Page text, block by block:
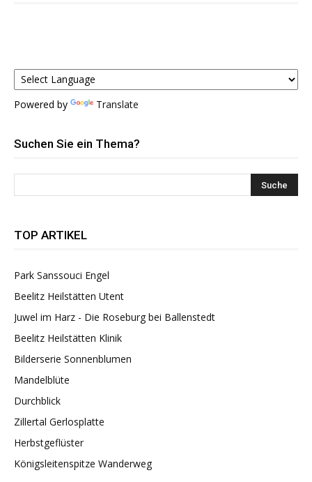
Powered by Translate
Suchen Sie ein Thema?
TOP ARTIKEL
Park Sanssouci Engel
Beelitz Heilstätten Utent
Juwel im Harz - Die Roseburg bei Ballenstedt
Beelitz Heilstätten Klinik
Bilderserie Sonnenblumen
Mandelblüte
Durchblick
Zillertal Gerlosplatte
Herbstgeflüster
Königsleitenspitze Wanderweg